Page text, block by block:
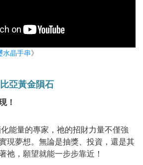
水晶手串》
亞黃金隕石
！
能量的專家，祂的招財力量不僅強
現夢想。無論是抽獎、投資，還是其
祂，願望就能一步步靠近！